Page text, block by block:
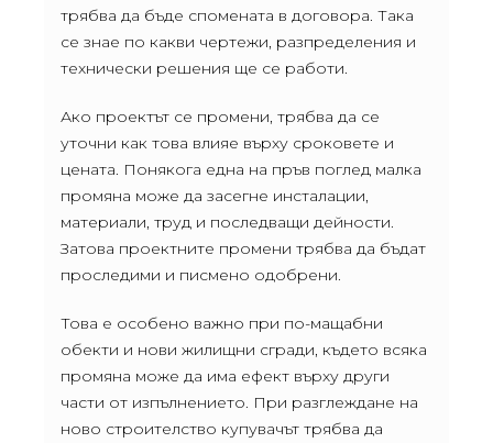
трябва да бъде спомената в договора. Така
се знае по какви чертежи, разпределения и
технически решения ще се работи.
Ако проектът се промени, трябва да се
уточни как това влияе върху сроковете и
цената. Понякога една на пръв поглед малка
промяна може да засегне инсталации,
материали, труд и последващи дейности.
Затова проектните промени трябва да бъдат
проследими и писмено одобрени.
Това е особено важно при по-мащабни
обекти и нови жилищни сгради, където всяка
промяна може да има ефект върху други
части от изпълнението. При разглеждане на
ново строителство купувачът трябва да